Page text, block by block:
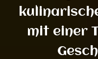
mit einer